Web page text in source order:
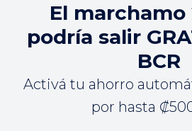
El marchamo
podría salir
BCR
Activá tu ahorro
por hasta